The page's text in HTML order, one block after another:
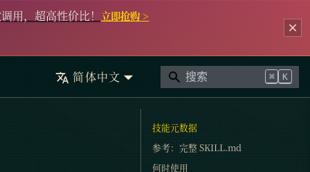
用，超高性价比！ 立即抢购 >
简体中文 ⌘ K
技能元数据
参考：完整 SKILL.md
何时使用